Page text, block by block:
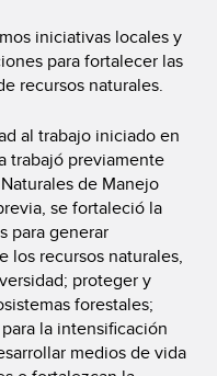
iniciativas locales y
para fortalecer las
recursos naturales.
al trabajo iniciado en
trabajó previamente
de Manejo
se fortaleció la
para generar
los recursos naturales,
proteger y
forestales;
la intensificación
medios de vida